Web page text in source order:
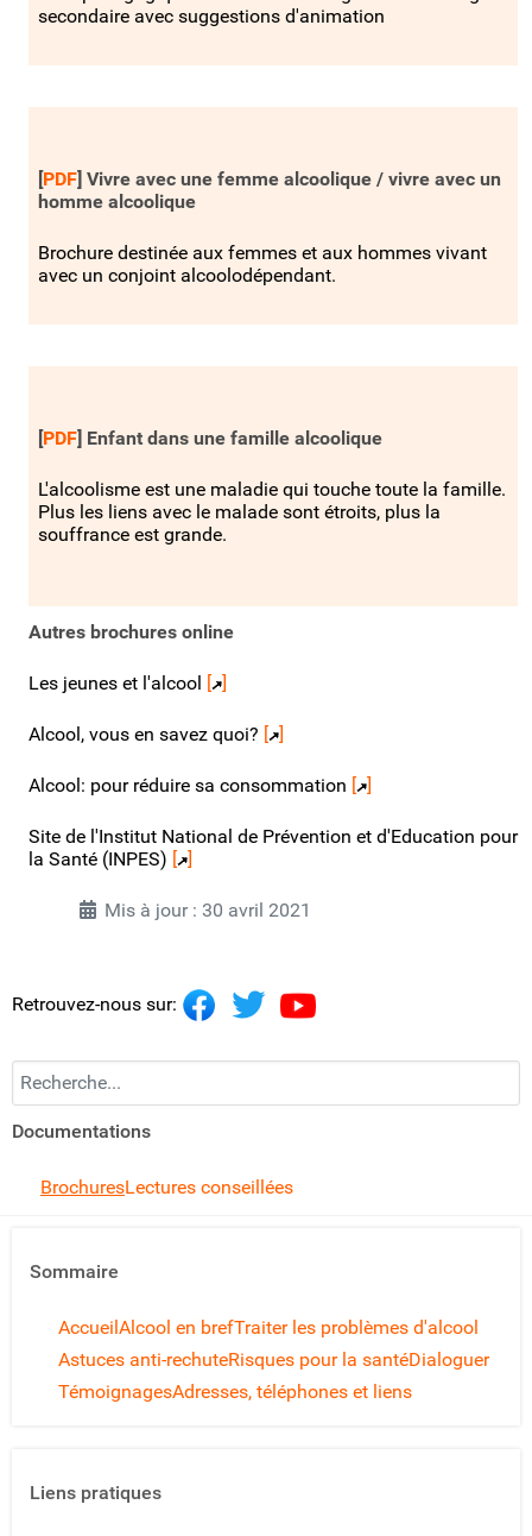
secondaire avec suggestions d'animation
[PDF] Vivre avec une femme alcoolique / vivre avec un
homme alcoolique
Brochure destinée aux femmes et aux hommes vivant
avec un conjoint alcoolodépendant.
[PDF] Enfant dans une famille alcoolique
L'alcoolisme est une maladie qui touche toute la famille.
Plus les liens avec le malade sont étroits, plus la
souffrance est grande.
Autres brochures online
Les jeunes et l'alcool [ ]
Alcool, vous en savez quoi? [ ]
Alcool: pour réduire sa consommation [ ]
Site de l'Institut National de Prévention et d'Education pour
la Santé (INPES) [ ]
Mis à jour : 30 avril 2021
Retrouvez-nous sur:
Recherchez...
Documentations
BrochuresLectures conseillées
Sommaire
Accueil Alcool en brefTraiter les problèmes d'alcool
Astuces anti-rechuteRisques pour la santéDialoguer
TémoignagesAdresses, téléphones et liens
Liens pratiques